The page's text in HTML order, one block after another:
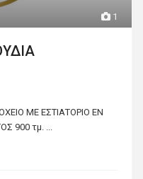
1
ΜΕ ΕΣΤΙΑΤΟΡΙΟ ΕΝ
900 τμ. ...